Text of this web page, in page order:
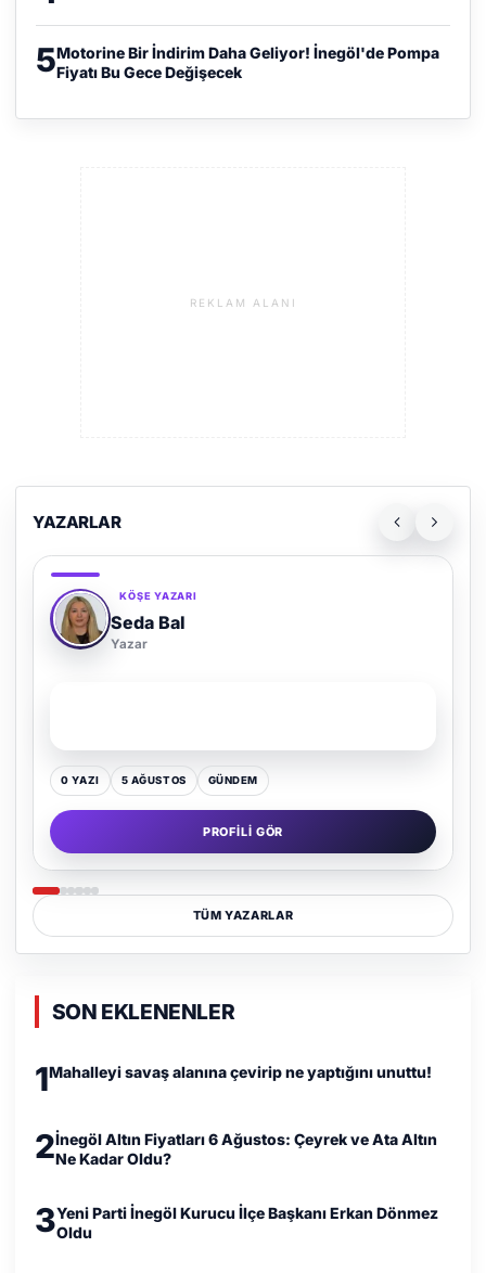
5Motorine Bir İndirim Daha Geliyor! İnegöl'de Pompa
Fiyatı Bu Gece Değişecek
REKLAM ALANI
YAZARLAR
KÖŞE YAZARI
Adem Demir
Yazar
0 YAZI 16 TEMMUZ GÜNDEM
PROFILI GÖR
TÜM YAZARLAR
SON EKLENENLER
1Mahalleyi savaş alanına çevirip ne yaptığını unuttu!
2İnegöl Altın Fiyatları 6 Ağustos: Çeyrek ve Ata Altın
Ne Kadar Oldu?
3Yeni Parti İnegöl Kurucu İlçe Başkanı Erkan Dönmez
Oldu